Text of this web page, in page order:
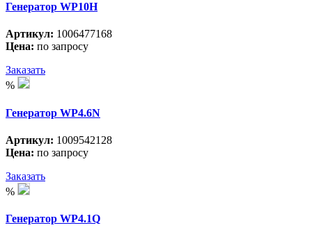
Генератор WP10H
Артикул: 1006477168
Цена: по запросу
Заказать
%
Генератор WP4.6N
Артикул: 1009542128
Цена: по запросу
Заказать
%
Генератор WP4.1Q